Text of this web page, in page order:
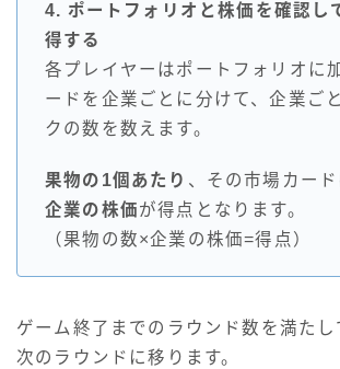
4. ポートフォリオと株価を確認し
得する
各プレイヤーはポートフォリオに
ードを企業ごとに分けて、企業ご
クの数を数えます。
果物の1個あたり 、その市場カー
企業の株価が得点となります。
（果物の数×企業の株価=得点）
ゲーム終了までのラウンド数を満た
次のラウンドに移ります。